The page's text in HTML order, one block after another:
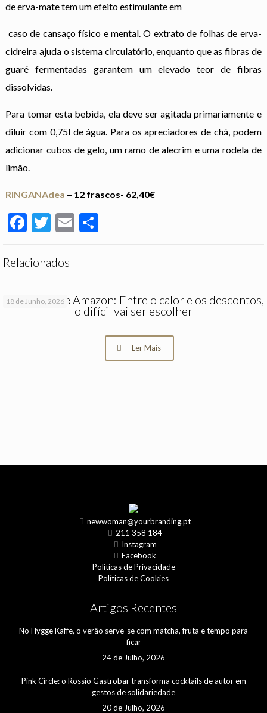
de erva-mate tem um efeito estimulante em
caso de cansaço físico e mental. O extrato de folhas de erva-
cidreira ajuda o sistema circulatório, enquanto que as fibras de
guaré fermentadas garantem um elevado teor de fibras
dissolvidas.
Para tomar esta bebida, ela deve ser agitada primariamente e
diluir com 0,75l de água. Para os apreciadores de chá, podem
adicionar cubos de gelo, um ramo de alecrim e uma rodela de
limão.
RINGANAdea – 12 frascos- 62,40€
Facebook
Twitter
Email
Relacionados
18 de Junho, 2026
Prime Day da Amazon: Entre o calor e os descontos,
o difícil vai ser escolher
Ler Mais
newwoman@yourbranding.pt
211 358 184
Instagram
Facebook
Políticas de Privacidade
Políticas de Cookies
Artigos Recentes
No Hygge Kaffe, o verão serve-se com matcha, fruta e tempo para
ficar
24 de Julho, 2026
Pink Circle: o Rossio Gastrobar transforma cocktails de autor em
gestos de solidariedade
20 de Julho, 2026